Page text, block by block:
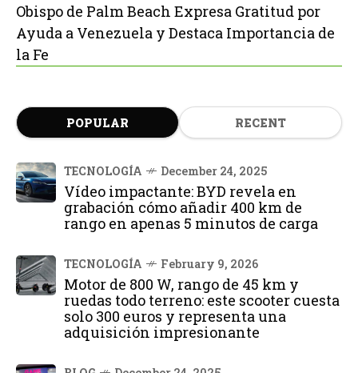
Obispo de Palm Beach Expresa Gratitud por
Ayuda a Venezuela y Destaca Importancia de
la Fe
POPULAR RECENT
TECNOLOGÍA December 24, 2025
Vídeo impactante: BYD revela en
grabación cómo añadir 400 km de
rango en apenas 5 minutos de carga
TECNOLOGÍA February 9, 2026
Motor de 800 W, rango de 45 km y
ruedas todo terreno: este scooter cuesta
solo 300 euros y representa una
adquisición impresionante